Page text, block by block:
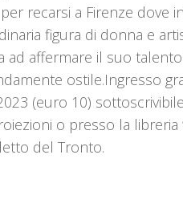
recarsi a Firenze dove
figura di donna e
ad affermare il suo
ostile.Ingresso
(euro 10)
o presso la libreria
del Tronto.